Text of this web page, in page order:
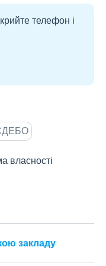
телефон і
власності
закладу